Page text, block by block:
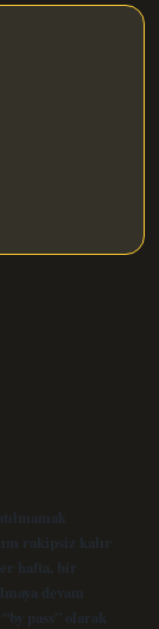
rakipsiz kalır
hafta, bir
devam
pass” olarak